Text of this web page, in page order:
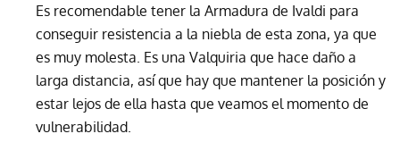
Es recomendable tener la Armadura de Ivaldi para
conseguir resistencia a la niebla de esta zona, ya que
es muy molesta. Es una Valquiria que hace daño a
larga distancia, así que hay que mantener la posición y
estar lejos de ella hasta que veamos el momento de
vulnerabilidad.